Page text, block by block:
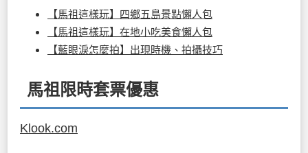
【馬祖這樣玩】四鄉五島景點懶人包
【馬祖這樣玩】在地小吃美食懶人包
【藍眼淚怎麼拍】出現時機、拍攝技巧
馬祖限時套票優惠
Klook.com